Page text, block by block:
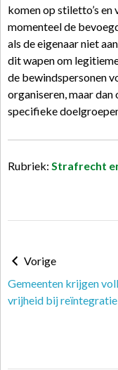
komen op stiletto’s
momenteel de
als de eigenaar niet
dit wapen om
de bewindspersonen
organiseren, maar
specifieke
Rubriek: Strafrecht
Vorige
Gemeenten krijgen
vrijheid bij reïntegratie